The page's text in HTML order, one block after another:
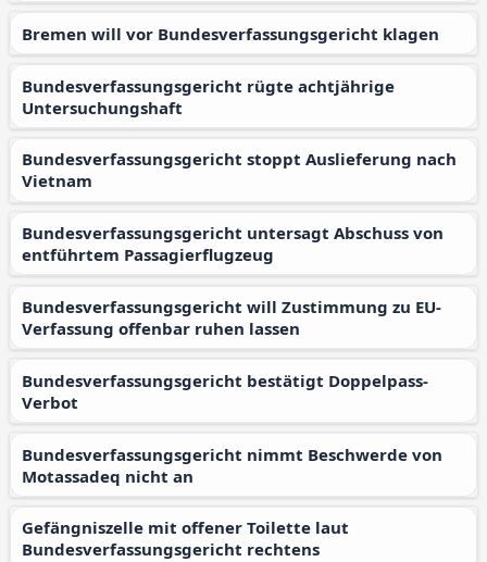
Bremen will vor Bundesverfassungsgericht klagen
Bundesverfassungsgericht rügte achtjährige
Untersuchungshaft
Bundesverfassungsgericht stoppt Auslieferung nach
Vietnam
Bundesverfassungsgericht untersagt Abschuss von
entführtem Passagierflugzeug
Bundesverfassungsgericht will Zustimmung zu EU-
Verfassung offenbar ruhen lassen
Bundesverfassungsgericht bestätigt Doppelpass-
Verbot
Bundesverfassungsgericht nimmt Beschwerde von
Motassadeq nicht an
Gefängniszelle mit offener Toilette laut
Bundesverfassungsgericht rechtens